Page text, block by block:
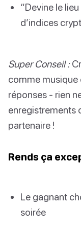
“Devine le
d’indices
Super Conseil :
comme musique
réponses - rien
enregistrements
partenaire !
Rends ça
Le gagnant
soirée